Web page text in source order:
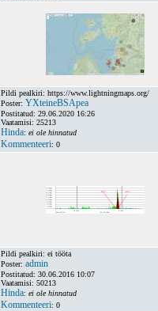
Pildi pealkiri: https://www.lightningmaps.org/
Poster: YXteineBSApea
Postitatud: 29.06.2020 16:26
Vaatamisi: 25213
Hinda: ei ole hinnatud
Kommenteeri: 0
Pildi pealkiri: ei tööta
Poster: admin
Postitatud: 30.06.2016 10:07
Vaatamisi: 50213
Hinda: ei ole hinnatud
Kommenteeri: 0